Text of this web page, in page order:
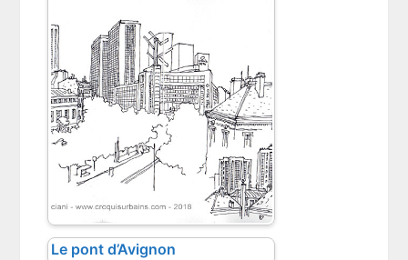
Le pont d’Avignon